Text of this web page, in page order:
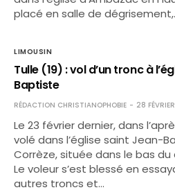
placé en salle de
LIMOUSIN
Tulle (19) : vol d’un tronc à
Baptiste
RÉDACTION CHRISTIANOPHOBIE 28
Le 23 février dernier, dans
volé dans l’église saint Jean-
Corrèze, située dans le bas
Le voleur s’est blessé en
autres troncs et…